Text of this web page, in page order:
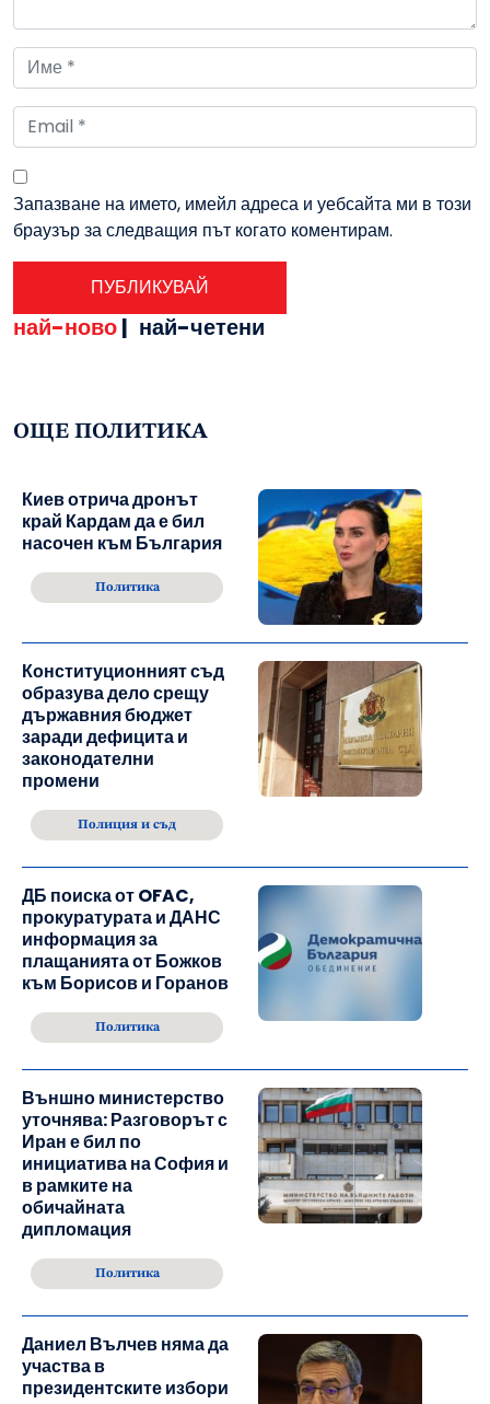
Запазване на името, имейл адреса и уебсайта ми в този
браузър за следващия път когато коментирам.
най-ново| най-четени
ОЩЕ ПОЛИТИКА
Киев отрича дронът
край Кардам да е бил
насочен към България
Политика
Конституционният съд
образува дело срещу
държавния бюджет
заради дефицита и
законодателни
промени
Полиция и съд
ДБ поиска от OFAC,
прокуратурата и ДАНС
информация за
плащанията от Божков
към Борисов и Горанов
Политика
Външно министерство
уточнява: Разговорът с
Иран е бил по
инициатива на София и
в рамките на
обичайната
дипломация
Политика
Даниел Вълчев няма да
участва в
президентските избори